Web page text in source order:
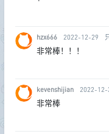
hzx666 2022-12-29
非常棒！！！
kevenshijian 2022-12-
非常棒